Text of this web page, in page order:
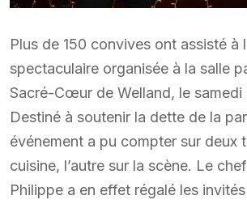
Plus de 150 convives ont assisté à
spectaculaire organisée à la salle
Sacré-Cœur de Welland, le samedi
Destiné à soutenir la dette de la
événement a pu compter sur deux
cuisine, l’autre sur la scène. Le
Philippe a en effet régalé les